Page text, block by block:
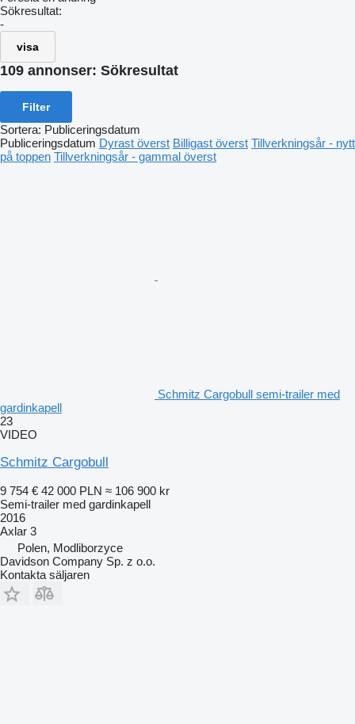
Sökresultat:
-
visa
109 annonser: Sökresultat
Filter
Sortera: Publiceringsdatum
Publiceringsdatum Dyrast överst Billigast överst Tillverkningsår - nytt
på toppen Tillverkningsår - gammal överst
Schmitz Cargobull semi-trailer med
gardinkapell
23
VIDEO
Schmitz Cargobull
9 754 € 42 000 PLN ≈ 106 900 kr
Semi-trailer med gardinkapell
2016
Axlar 3
Polen, Modliborzyce
Davidson Company Sp. z o.o.
Kontakta säljaren